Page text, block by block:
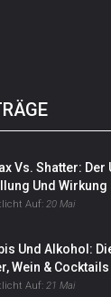
Vs. Shatter:
Und Wirkung
Auf: 20 Mai
Und Alkohol:
Wein & Cocktails
Auf: 21 Mai